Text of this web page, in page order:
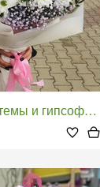
и гипсофилы